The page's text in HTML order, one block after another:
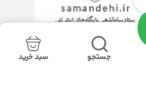
جستجو سبد خرید